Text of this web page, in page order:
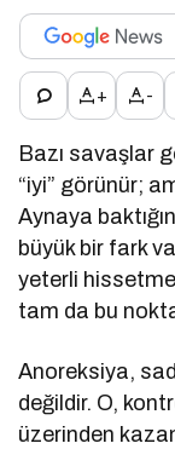
+ -
Bazı savaşlar
“iyi” görünür;
Aynaya
büyük bir fark
yeterli
tam da bu
Anoreksiya,
değildir. O,
üzerinden